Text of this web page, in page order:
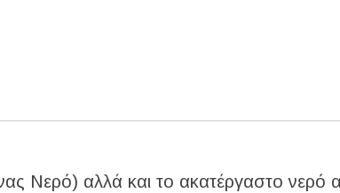
Νερό) αλλά και το ακατέργαστο νερό